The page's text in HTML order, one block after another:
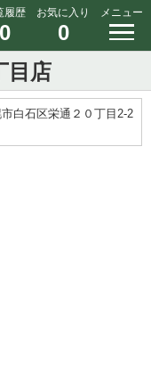
履歴
0
お気に入り
0
メニュー
目店
白石区栄通２０丁目2-2